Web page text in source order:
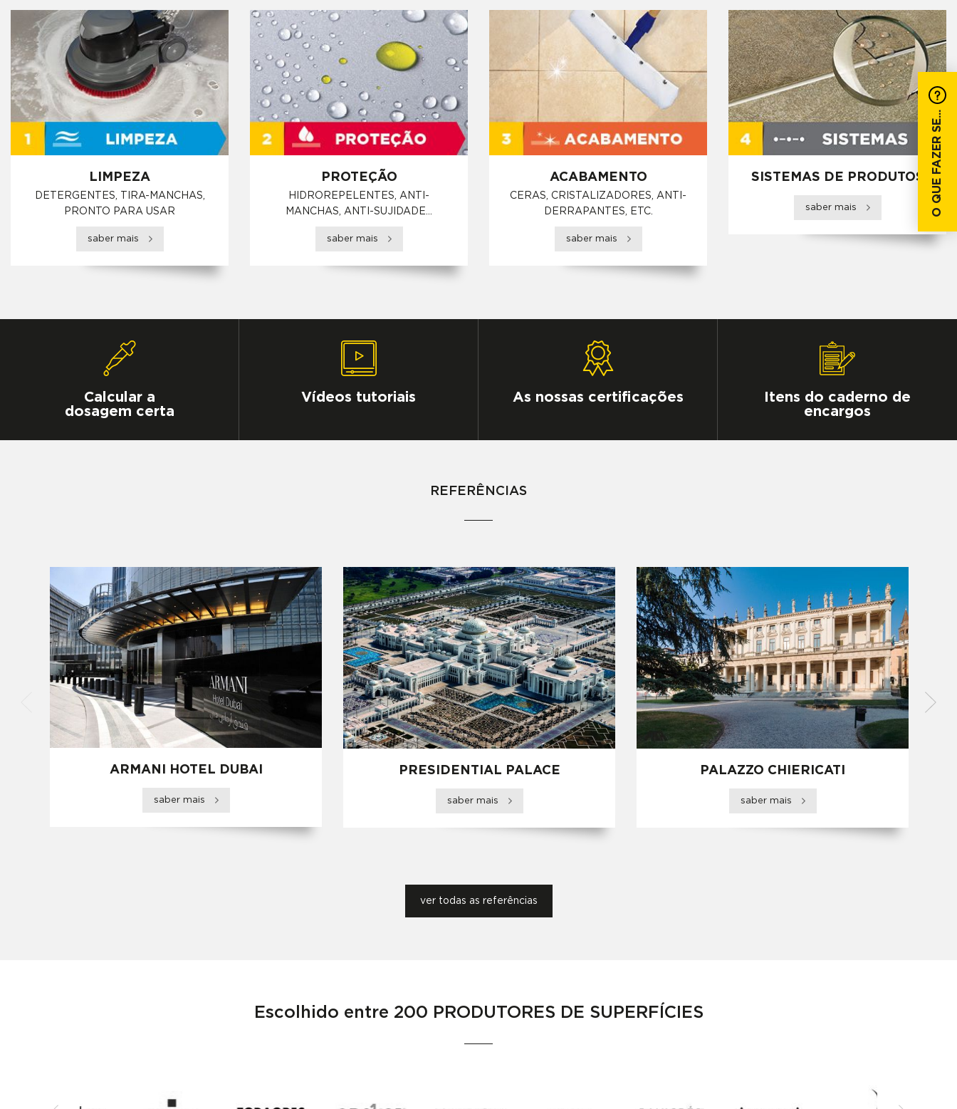
O QUE FAZER SE...
LIMPEZA
DETERGENTES, TIRA-MANCHAS,
PRONTO PARA USAR
saber mais
PROTEÇÃO
HIDROREPELENTES, ANTI-
MANCHAS, ANTI-SUJIDADE...
saber mais
ACABAMENTO
CERAS, CRISTALIZADORES, ANTI-
DERRAPANTES, ETC.
saber mais
SISTEMAS DE PRODUTOS
saber mais
Calcular a
dosagem certa
Vídeos tutoriais As nossas certificações
Itens do caderno de
encargos
REFERÊNCIAS
ARMANI HOTEL DUBAI
saber mais
PRESIDENTIAL PALACE
saber mais
PALAZZO CHIERICATI
saber mais
ver todas as referências
Escolhido entre 200 PRODUTORES DE SUPERFÍCIES